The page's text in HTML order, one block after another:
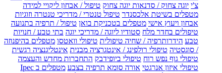
צ'י יוגה צחוק / סדנאות יוגה צחוק טיפול / אבחון ליקויי למידה
מטפלים בשיטת אלכסנדר טיפול טנטרי / מדריכי טנטרה וזוגיות
אבחון ויעוץ אישי מטפלים בטכניקת בואן טיפול / תרפיה בתנועה
טיפולים בחדר מלח סטודיו ליוגה / מדריכי יוגה בתי טבע / חנויות
טבע הידרותרפיה / שחיה טיפולית טיפולי וואטסו מטפלים בהיפנוזה
/ סוגסטיה טיפולי רולפינג / אינטגרציה מבנית אינטליגנציה רגשית
טיפולי גוף נפש רוח טיפולי ביופידבק התחברות מחדש והעצמה
טיפולי איזון אנרגטי אורה סומא תרפיה בצבע
מטפלים ב Ipec